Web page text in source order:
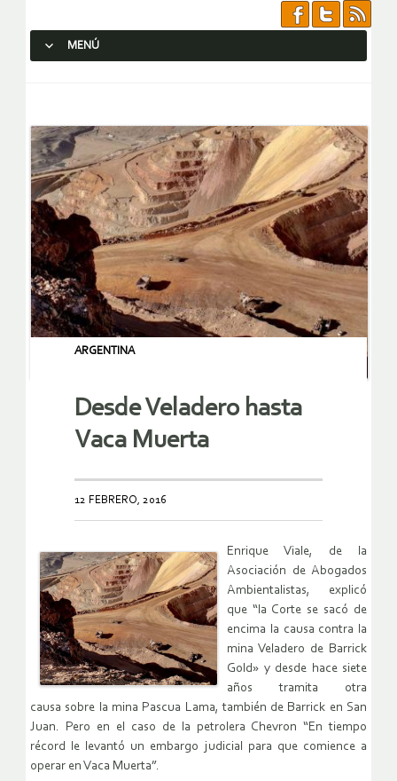
MENÚ
ARGENTINA
Desde Veladero hasta
Vaca Muerta
12 FEBRERO, 2016
Enrique Viale, de la
Asociación de Abogados
Ambientalistas, explicó
que “la Corte se sacó de
encima la causa contra la
mina Veladero de Barrick
Gold» y desde hace siete
años tramita otra
causa sobre la mina Pascua Lama, también de Barrick en San
Juan. Pero en el caso de la petrolera Chevron “En tiempo
récord le levantó un embargo judicial para que comience a
operar en Vaca Muerta”.